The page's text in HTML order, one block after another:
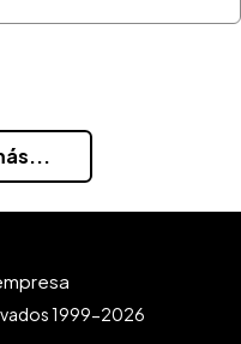
1999-2026